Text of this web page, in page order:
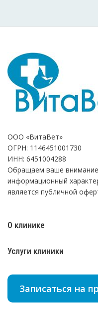
ООО «ВитаВет»
ОГРН: 1146451001730
ИНН: 6451004288
Обращаем ваше
информационный
является публичной
О клинике
Услуги клиники
Записаться на